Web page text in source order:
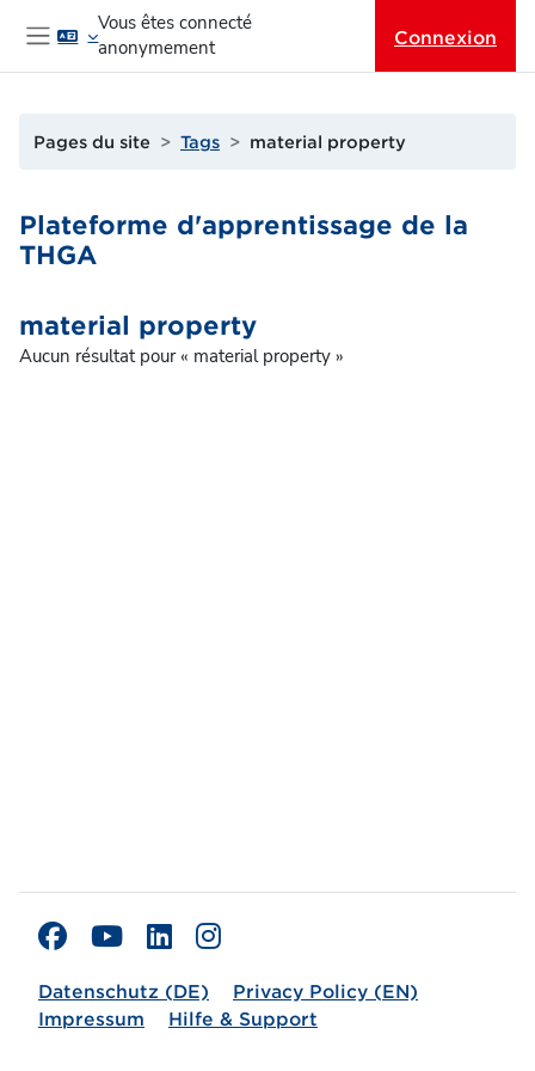
Passer au contenu principal
Panneau latéral
Vous êtes connecté
anonymement
Connexion
Pages du site Tags material property
Plateforme d'apprentissage de la
THGA
material property
Aucun résultat pour « material property »
Datenschutz (DE)
Privacy Policy (EN)
Impressum
Hilfe & Support